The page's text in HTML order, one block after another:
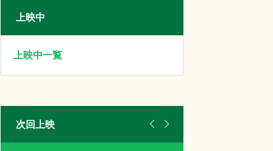
上映中
上映中一覧
次回上映  